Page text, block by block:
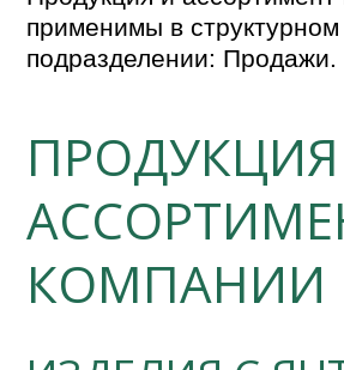
применимы в структурном
подразделении: Продажи.
КОМПАНИИ